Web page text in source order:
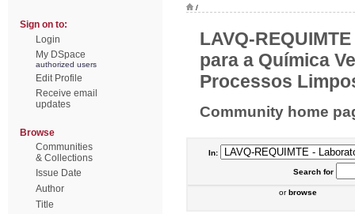
Sign on to:
Login
My DSpace
authorized users
Edit Profile
Receive email
updates
Browse
Communities
& Collections
Issue Date
Author
Title
/
LAVQ-
para a Química
Processos
Community home
In:
Searchfor
orbrowse